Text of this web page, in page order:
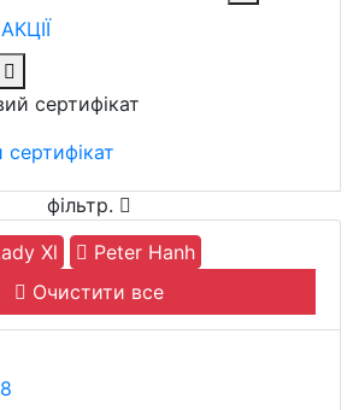
АКЦІЇ
сертифікат
фільтр.
Xl
Peter Hanh
Очистити все